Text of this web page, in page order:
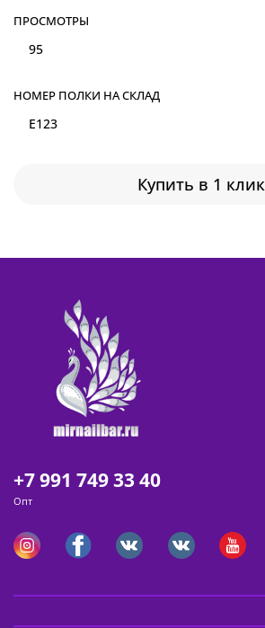
Купить в 1 клик
ПРОСМОТРЫ
95
НОМЕР ПОЛКИ НА СКЛАД
E123
+7 991 749 33 40
Опт